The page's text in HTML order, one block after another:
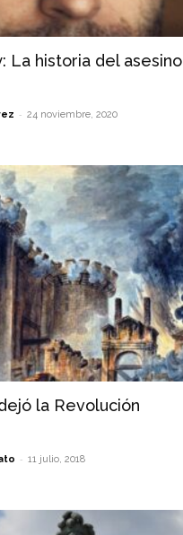
La historia del asesino
- 24 noviembre, 2020
la Revolución
- 11 julio, 2018